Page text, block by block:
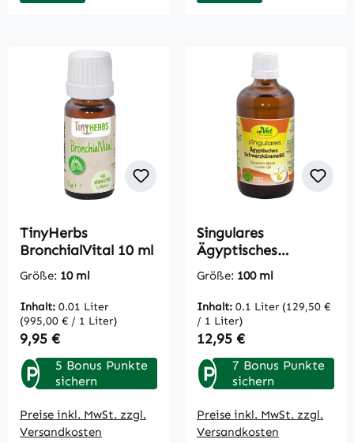
TinyHerbs
BronchialVital 10 ml
Größe: 10 ml
Inhalt: 0.01 Liter
(995,00 € / 1 Liter)
Regulärer Preis:
9,95 €
P
5 Bonus Punkte
sichern
Preise inkl. MwSt. zzgl.
Versandkosten
Singulares
Ägyptisches
Schwarzkümmelöl
100 ml
Größe: 100 ml
Inhalt: 0.1 Liter (129,50 €
/ 1 Liter)
Regulärer Preis:
12,95 €
P
7 Bonus Punkte
sichern
Preise inkl. MwSt. zzgl.
Versandkosten